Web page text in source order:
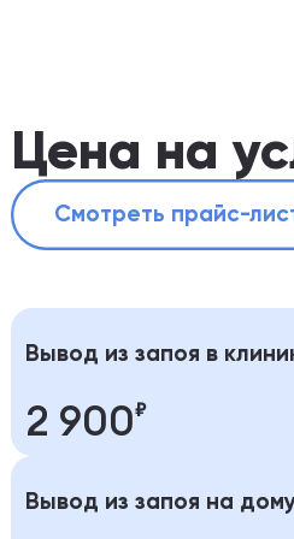
Цена на
Смотреть прайс-
Вывод из запоя в
2 900
Современные методики и
позволяют безопасно
Вывод из запоя на